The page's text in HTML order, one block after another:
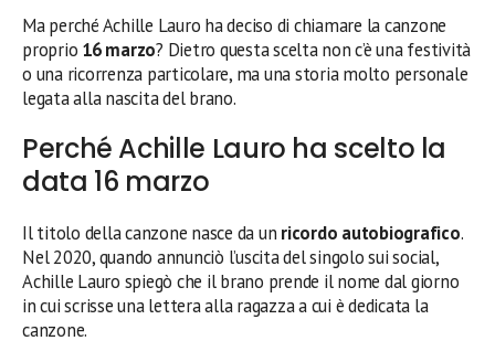
Ma perché Achille Lauro ha deciso di chiamare la canzone
proprio 16 marzo? Dietro questa scelta non c’è una festività
o una ricorrenza particolare, ma una storia molto personale
legata alla nascita del brano.
Perché Achille Lauro ha scelto la
data 16 marzo
Il titolo della canzone nasce da un ricordo autobiografico.
Nel 2020, quando annunciò l’uscita del singolo sui social,
Achille Lauro spiegò che il brano prende il nome dal giorno
in cui scrisse una lettera alla ragazza a cui è dedicata la
canzone.